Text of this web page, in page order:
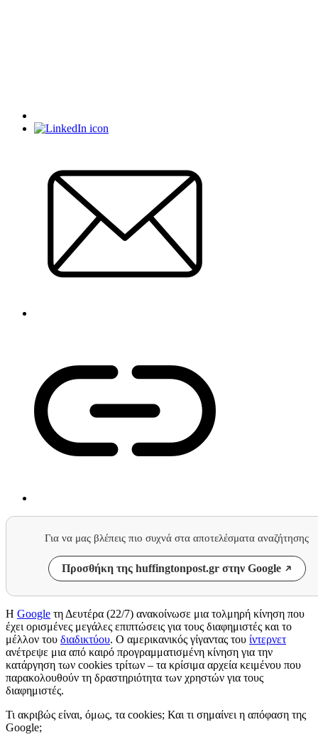
Για να μας βλέπεις πιο συχνά στα αποτελέσματα αναζήτησης
Προσθήκη της huffingtonpost.gr στην Google
Η Google τη Δευτέρα (22/7) ανακοίνωσε μια τολμηρή κίνηση που
έχει ορισμένες μεγάλες επιπτώσεις για τους διαφημιστές και το
μέλλον του διαδικτύου. Ο αμερικανικός γίγαντας του ίντερνετ
ανέτρεψε μια από καιρό προγραμματισμένη κίνηση για την
κατάργηση των cookies τρίτων – τα κρίσιμα αρχεία κειμένου που
παρακολουθούν τη δραστηριότητα των χρηστών για τους
διαφημιστές.
Τι ακριβώς είναι, όμως, τα cookies; Και τι σημαίνει η απόφαση της
Google;